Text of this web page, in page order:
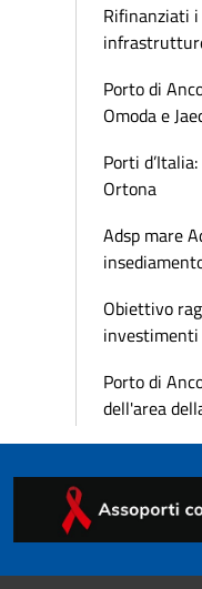
Rifinanziati
Porto di
Omoda e
Porti
Ortona
Adsp mare
Obiettivo
Porto di
dell'area